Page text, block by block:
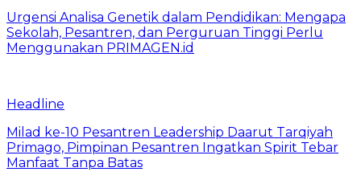
Urgensi Analisa Genetik dalam Pendidikan: Mengapa
Sekolah, Pesantren, dan Perguruan Tinggi Perlu
Menggunakan PRIMAGEN.id
Headline
Milad ke-10 Pesantren Leadership Daarut Tarqiyah
Primago, Pimpinan Pesantren Ingatkan Spirit Tebar
Manfaat Tanpa Batas